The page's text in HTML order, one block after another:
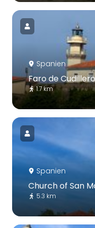
Spanien
Faro de Cudillero
1.7 km
Spanien
Church of San
5.3 km